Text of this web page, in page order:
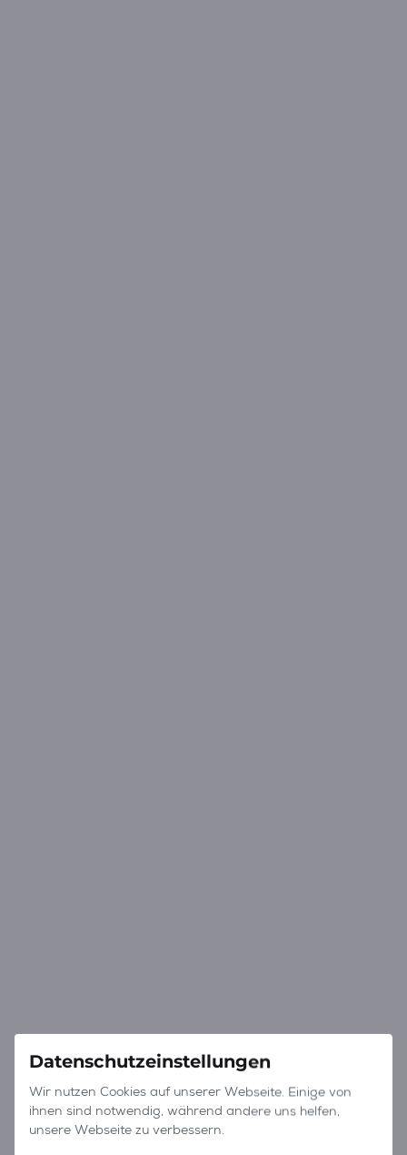
Datenschutzeinstellungen
Wir nutzen Cookies auf unserer Webseite. Einige von
ihnen sind notwendig, während andere uns helfen,
unsere Webseite zu verbessern.